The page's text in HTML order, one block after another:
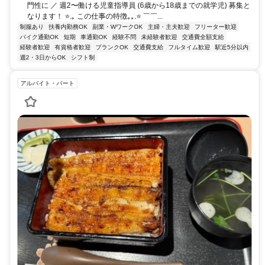
門性に ／ 週2〜働ける児童指導員 (6歳から18歳までの就学児) 募集と
なります！ ⭐.｡ この仕事の特徴｡｡.⭐ ￣￣...
制服あり 扶養内勤務OK 副業・WワークOK 主婦・主夫歓迎
フリーター歓迎
バイク通勤OK
短期 車通勤OK 経験不問 未経験者歓迎
交通費全額支給
経験者歓迎
有資格者歓迎 ブランクOK 交通費支給 フルタイム歓迎
駅近5分以内
週2・3日からOK
シフト制
アルバイト・パート